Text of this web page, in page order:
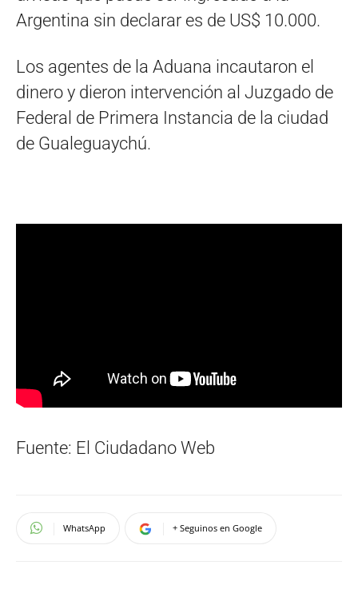
Argentina sin declarar es de US$ 10.000.
Los agentes de la Aduana incautaron el
dinero y dieron intervención al Juzgado de
Federal de Primera Instancia de la ciudad
de Gualeguaychú.
Fuente: El Ciudadano Web
WhatsApp + Seguinos en Google